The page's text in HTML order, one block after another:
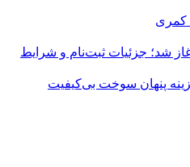
پنهان سوخت بی‌کیفیت